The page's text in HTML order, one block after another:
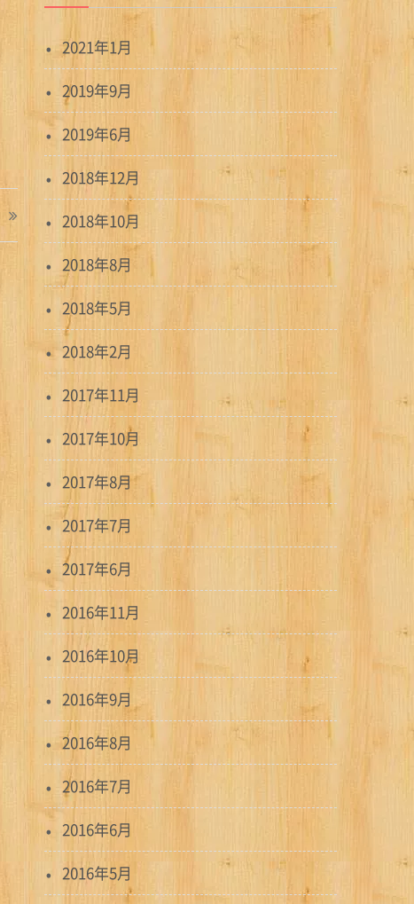
2021年1月
2019年9月
2019年6月
2018年12月
2018年10月
2018年8月
2018年5月
2018年2月
2017年11月
2017年10月
2017年8月
2017年7月
2017年6月
2016年11月
2016年10月
2016年9月
2016年8月
2016年7月
2016年6月
2016年5月